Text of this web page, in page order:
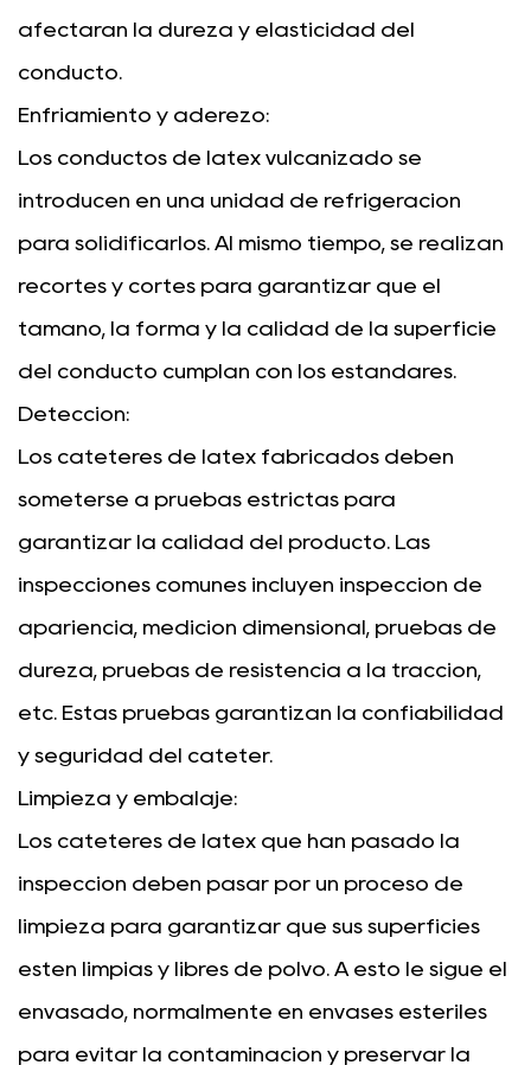
afectarán la dureza y elasticidad del
conducto.
Enfriamiento y aderezo:
Los conductos de látex vulcanizado se
introducen en una unidad de refrigeración
para solidificarlos. Al mismo tiempo, se realizan
recortes y cortes para garantizar que el
tamaño, la forma y la calidad de la superficie
del conducto cumplan con los estándares.
Detección:
Los catéteres de látex fabricados deben
someterse a pruebas estrictas para
garantizar la calidad del producto. Las
inspecciones comunes incluyen inspección de
apariencia, medición dimensional, pruebas de
dureza, pruebas de resistencia a la tracción,
etc. Estas pruebas garantizan la confiabilidad
y seguridad del catéter.
Limpieza y embalaje:
Los catéteres de látex que han pasado la
inspección deben pasar por un proceso de
limpieza para garantizar que sus superficies
estén limpias y libres de polvo. A esto le sigue el
envasado, normalmente en envases estériles
para evitar la contaminación y preservar la